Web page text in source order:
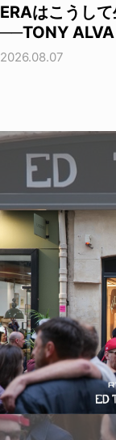
ERAはこうし
──TONY
2026.08.07